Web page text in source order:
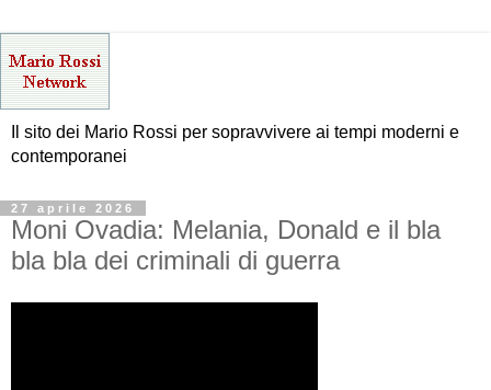
Il sito dei Mario Rossi per sopravvivere ai tempi moderni e
contemporanei
27 aprile 2026
Moni Ovadia: Melania, Donald e il bla
bla bla dei criminali di guerra